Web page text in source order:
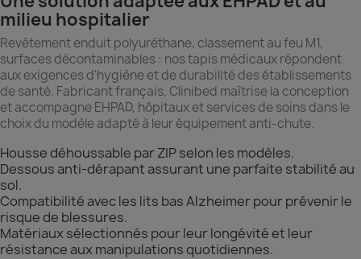
milieu hospitalier
Revêtement enduit polyuréthane, classement au feu M1,
surfaces décontaminables : nos tapis médicaux répondent
aux exigences d'hygiène et de durabilité des établissements
de santé. Fabricant français, Clinibed maîtrise la conception
et accompagne EHPAD, hôpitaux et services de soins dans le
choix du modèle adapté à leur équipement anti-chute.
Housse déhoussable par ZIP selon les modèles.
Dessous anti-dérapant assurant une parfaite stabilité au
sol.
Compatibilité avec les lits bas Alzheimer pour prévenir le
risque de blessures.
Matériaux sélectionnés pour leur longévité et leur
résistance aux manipulations quotidiennes.